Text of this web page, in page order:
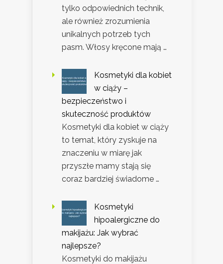
tylko odpowiednich technik,
ale również zrozumienia
unikalnych potrzeb tych
pasm. Włosy kręcone mają …
Kosmetyki dla kobiet
w ciąży –
bezpieczeństwo i
skuteczność produktów
Kosmetyki dla kobiet w ciąży
to temat, który zyskuje na
znaczeniu w miarę jak
przyszłe mamy stają się
coraz bardziej świadome …
Kosmetyki
hipoalergiczne do
makijażu: Jak wybrać
najlepsze?
Kosmetyki do makijażu